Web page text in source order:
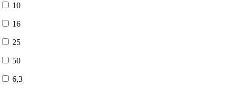
10
16
25
50
6,3